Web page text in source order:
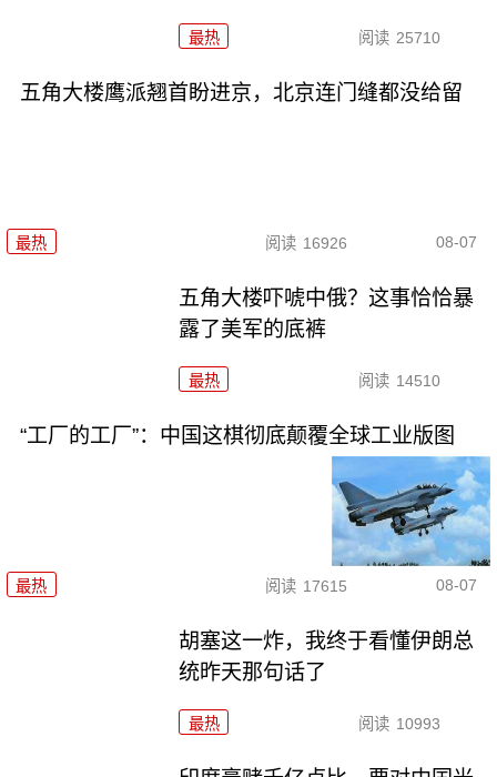
最热 阅读 25710
五角大楼鹰派翘首盼进京，北京连门缝都没给留
最热 阅读 16926 08-07
五角大楼吓唬中俄？这事恰恰暴
露了美军的底裤
最热 阅读 14510
“工厂的工厂”：中国这棋彻底颠覆全球工业版图
最热 阅读 17615 08-07
胡塞这一炸，我终于看懂伊朗总
统昨天那句话了
最热 阅读 10993